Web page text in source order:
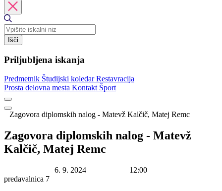
Išči
Priljubljena iskanja
Predmetnik Študijski koledarRestavracija
Prosta delovna mesta Kontakt Šport
Zagovora diplomskih nalog - Matevž Kalčič, Matej Remc
Zagovora diplomskih nalog - Matevž
Kalčič, Matej Remc
6. 9. 2024 12:00
predavalnica 7